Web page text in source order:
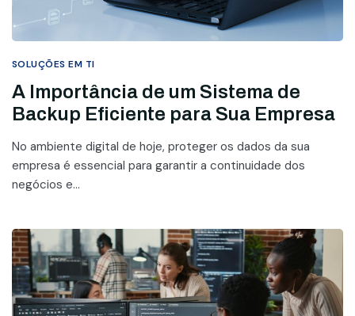
SOLUÇÕES EM TI
A Importância de um Sistema de
Backup Eficiente para Sua Empresa
No ambiente digital de hoje, proteger os dados da sua
empresa é essencial para garantir a continuidade dos
negócios e...